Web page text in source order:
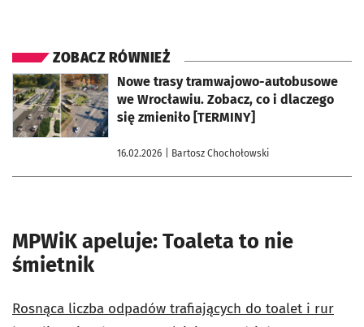
ZOBACZ RÓWNIEŻ
Nowe trasy tramwajowo-autobusowe
we Wrocławiu. Zobacz, co i dlaczego
się zmieniło [TERMINY]
16.02.2026 | Bartosz Chochołowski
otworzy się w nowej karcie
MPWiK apeluje: Toaleta to nie
śmietnik
Rosnąca liczba odpadów trafiających do toalet i rur